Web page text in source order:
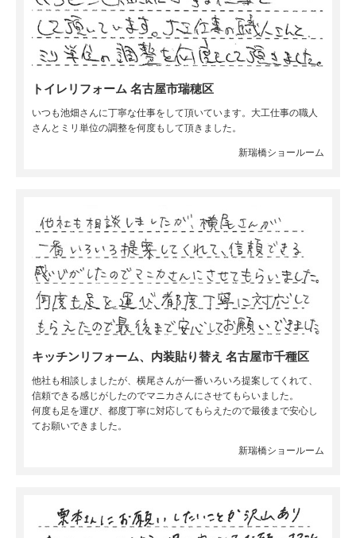
トイレリフォーム 名古屋市瑞穂区
いつも池畑さんに丁寧な仕事をして頂いています。大工仕事の職人
さんとミリ単位の調整を何度もして頂きました。
新瑞橋ショールーム
キッチンリフォーム、内装貼り替え 名古屋市千種区
他社も相談しましたが、横尾さんが一番いろいろ提案してくれて、
信頼できる感じがしたのでマニカさんにさせてもらいました。
何度も足を運び、都度丁寧に対応してもらえたので最後まで安心し
てお願いできました。
新瑞橋ショールーム